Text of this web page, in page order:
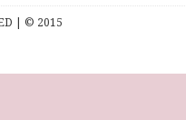
| © 2015